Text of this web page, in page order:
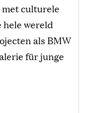
culturele
wereld
als BMW
für junge